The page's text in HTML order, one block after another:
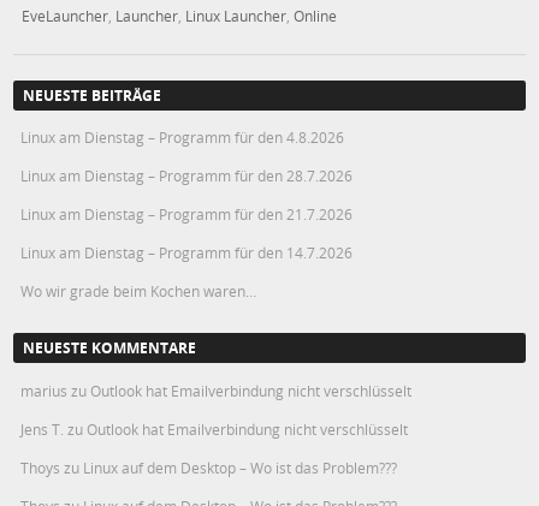
EveLauncher Launcher Linux Launcher ,Online
NEUESTE BEITRÄGE
Linux am Dienstag – Programm für den 4.8.2026
Linux am Dienstag – Programm für den 28.7.2026
Linux am Dienstag – Programm für den 21.7.2026
Linux am Dienstag – Programm für den 14.7.2026
Wo wir grade beim Kochen waren…
NEUESTE KOMMENTARE
marius zu Outlook hat Emailverbindung nicht verschlüsselt
Jens T. zu Outlook hat Emailverbindung nicht verschlüsselt
Thoys zu Linux auf dem Desktop – Wo ist das Problem???